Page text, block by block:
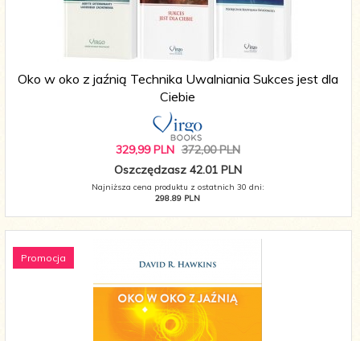
Oko w oko z jaźnią Technika Uwalniania Sukces jest dla
Ciebie
329,99 PLN 372,00 PLN
Oszczędzasz 42.01 PLN
Najniższa cena produktu z ostatnich 30 dni:
298.89 PLN
Promocja